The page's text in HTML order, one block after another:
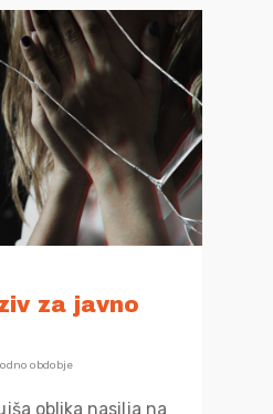
za javno
obdobje
oblika nasilja na